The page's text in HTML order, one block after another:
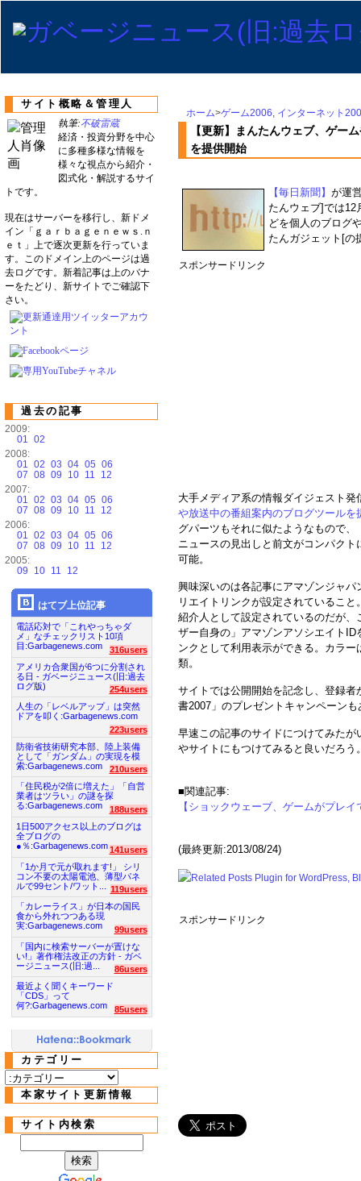
ホーム>ゲーム2006, インターネット
【更新】まんたんウェブ、ゲー
を提供開始
【毎日新聞】 が運
たんウェブ]では12
どを個人のブログ
たんガジェット[の
スポンサードリンク
大手メディア系の情報ダイジェスト
や放送中の番組案内のブログツールを
グパーツもそれに似たようなもので
ニュースの見出しと前文がコンパク
可能。
興味深いのは各記事にアマゾンジャ
リエイトリンクが設定されているこ
紹介人として設定されているのだが
ザー自身の」アマゾンアソシエイト
ンクとして利用表示ができる。カラ
類。
サイトでは公開開始を記念し、登録
書2007」のプレゼントキャンペーン
早速この記事のサイドにつけてみた
やサイトにもつけてみると良いだろう
■関連記事:
【ショックウェーブ、ゲームがプレ
(最終更新:2013/08/24)
スポンサードリンク
サイト概略＆管理人
執筆:不破雷蔵
経済・投資分野を中心
に多種多様な情報を
様々な視点から紹介・
図式化・解説するサイ
トです。
現在はサーバーを移行し、新ドメ
イン「ｇａｒｂａｇｅｎｅｗｓ.ｎ
ｅｔ」上で逐次更新を行っていま
す。このドメイン上のページは過
去ログです。新着記事は上のバナ
ーをたどり、新サイトでご確認下
さい。
過去の記事
2009:
01 02
2008:
01 02 03 04 05 06
07 08 09 10 11
12
2007:
01 02 03 04 05 06
07 08 09 10 11
12
2006:
01 02 03 04 05 06
07 08 09 10 11
12
2005:
09
10 11 12
はてブ上位記事
電話応対で「これやっちゃダ
メ」なチェックリスト10項
目:Garbagenews.com
316users
アメリカ合衆国が6つに分割され
る日 - ガベージニュース(旧:過去
ログ版)
254users
人生の「レベルアップ」は突然
ドアを叩く:Garbagenews.com
223users
防衛省技術研究本部、陸上装備
として「ガンダム」の実現を模
索:Garbagenews.com
210users
「住民税が2倍に増えた」「自営
業者はツラい」の謎を探
る:Garbagenews.com
188users
1日500アクセス以上のブログは
全ブログの
●％:Garbagenews.com 141users
「1か月で元が取れます!」 シリ
コン不要の太陽電池、薄型パネ
ルで99セント/ワット...
119users
「カレーライス」が日本の国民
食から外れつつある現
実:Garbagenews.com
99users
「国内に検索サーバーが置けな
い!」著作権法改正の方針 - ガベ
ージニュース(旧:過...
86users
最近よく聞くキーワード
「CDS」って
何?:Garbagenews.com
85users
カテゴリー
本家サイト更新情報
サイト内検索